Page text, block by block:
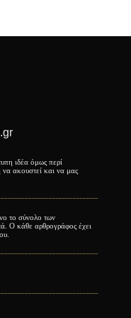
ιδέα όμως περί
να ακουστεί και να μας
το σύνολο των
Ο κάθε αρθρογράφος έχει